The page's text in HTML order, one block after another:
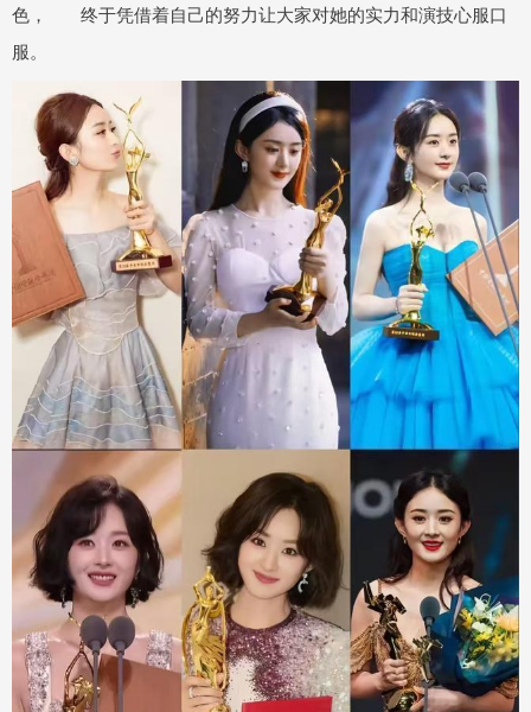
色， 终于凭借着自己的努力让大家对她的实力和演技心服口
服。